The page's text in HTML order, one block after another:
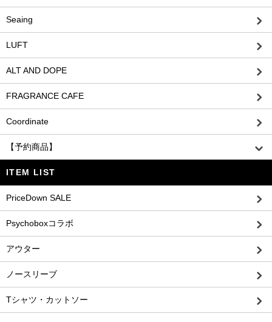
Seaing
LUFT
ALT AND DOPE
FRAGRANCE CAFE
Coordinate
【予約商品】
ITEM LIST
PriceDown SALE
Psychoboxコラボ
アウター
ノースリーブ
Tシャツ・カットソー